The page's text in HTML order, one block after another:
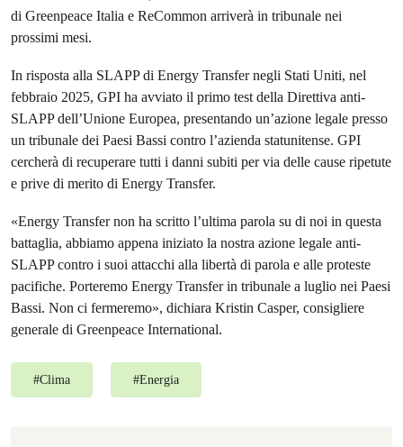
di Greenpeace Italia e ReCommon arriverà in tribunale nei
prossimi mesi.
In risposta alla SLAPP di Energy Transfer negli Stati Uniti, nel
febbraio 2025, GPI ha avviato il primo test della Direttiva anti-
SLAPP dell’Unione Europea, presentando un’azione legale presso
un tribunale dei Paesi Bassi contro l’azienda statunitense. GPI
cercherà di recuperare tutti i danni subiti per via delle cause ripetute
e prive di merito di Energy Transfer.
«Energy Transfer non ha scritto l’ultima parola su di noi in questa
battaglia, abbiamo appena iniziato la nostra azione legale anti-
SLAPP contro i suoi attacchi alla libertà di parola e alle proteste
pacifiche. Porteremo Energy Transfer in tribunale a luglio nei Paesi
Bassi. Non ci fermeremo», dichiara Kristin Casper, consigliere
generale di Greenpeace International.
#Clima #Energia